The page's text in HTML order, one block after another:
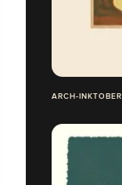
ARCH-INKTOBER